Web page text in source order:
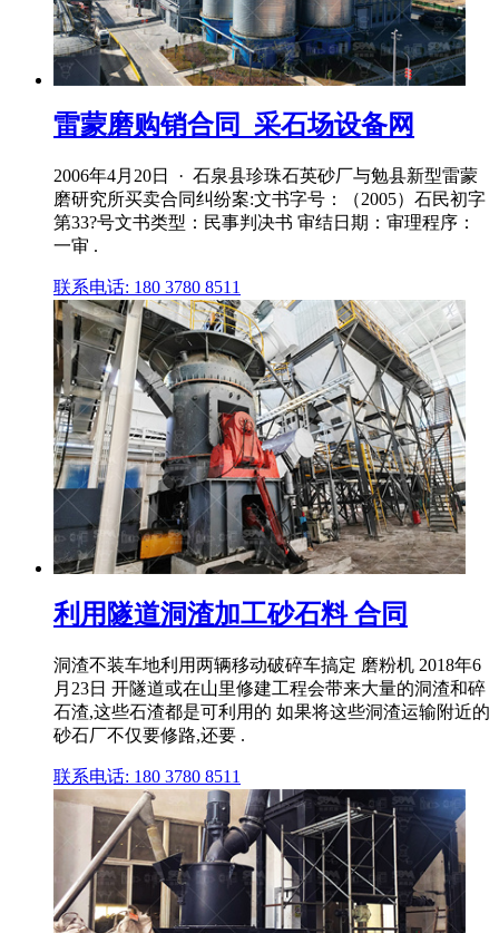
雷蒙磨购销合同_采石场设备网
2006年4月20日 · 石泉县珍珠石英砂厂与勉县新型雷蒙
磨研究所买卖合同纠纷案:文书字号：（2005）石民初字
第33?号文书类型：民事判决书 审结日期：审理程序：
一审 .
联系电话: 180 3780 8511
利用隧道洞渣加工砂石料 合同
洞渣不装车地利用两辆移动破碎车搞定 磨粉机 2018年6
月23日 开隧道或在山里修建工程会带来大量的洞渣和碎
石渣,这些石渣都是可利用的 如果将这些洞渣运输附近的
砂石厂不仅要修路,还要 .
联系电话: 180 3780 8511